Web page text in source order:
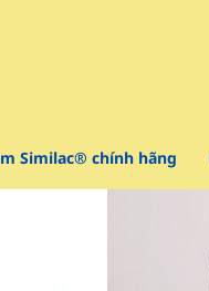
Similac® chính hãng